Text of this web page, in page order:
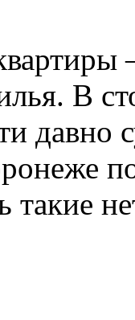
В
давно
такие